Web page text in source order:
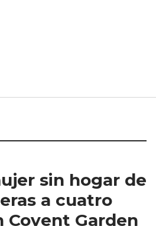
sin hogar de
a cuatro
Covent Garden